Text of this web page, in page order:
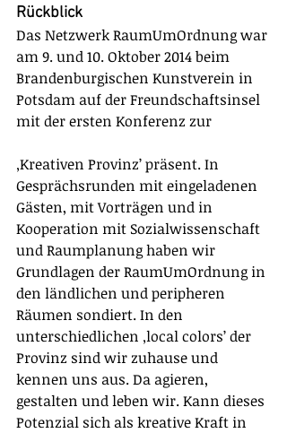
Rückblick
Das Netzwerk RaumUmOrdnung war
am 9. und 10. Oktober 2014 beim
Brandenburgischen Kunstverein in
Potsdam auf der Freundschaftsinsel
mit der ersten Konferenz zur
‚Kreativen Provinz’ präsent. In
Gesprächsrunden mit eingeladenen
Gästen, mit Vorträgen und in
Kooperation mit Sozialwissenschaft
und Raumplanung haben wir
Grundlagen der RaumUmOrdnung in
den ländlichen und peripheren
Räumen sondiert. In den
unterschiedlichen ‚local colors’ der
Provinz sind wir zuhause und
kennen uns aus. Da agieren,
gestalten und leben wir. Kann dieses
Potenzial sich als kreative Kraft in